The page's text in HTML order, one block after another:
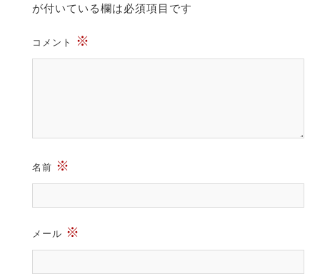
が付いている欄は必須項目です
コメント ※
名前 ※
メール ※